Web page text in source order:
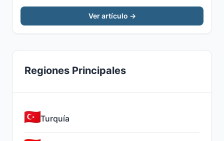
Ver artículo →
Regiones Principales
Turquía